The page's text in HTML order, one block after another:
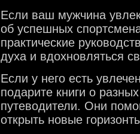
Если ваш мужчина
об успешных
практические
духа и вдохновляться
Если у него есть
подарите книги о
путеводители. Они
открыть новые